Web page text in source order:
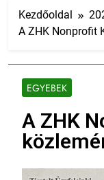
Kezdőoldal
A ZHK Nonprofit
EGYEBEK
A ZHK